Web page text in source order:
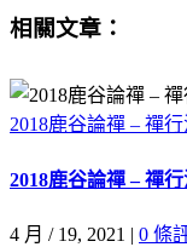
Facebook
X
Email:
相關文章：
2018鹿谷論禪 – 禪
2018鹿谷論禪 – 禪
4 月 / 19, 2021 | 0 條